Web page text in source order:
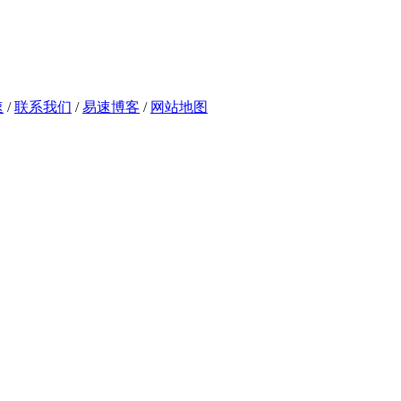
/ 联系我们 / 易速博客 / 网站地图